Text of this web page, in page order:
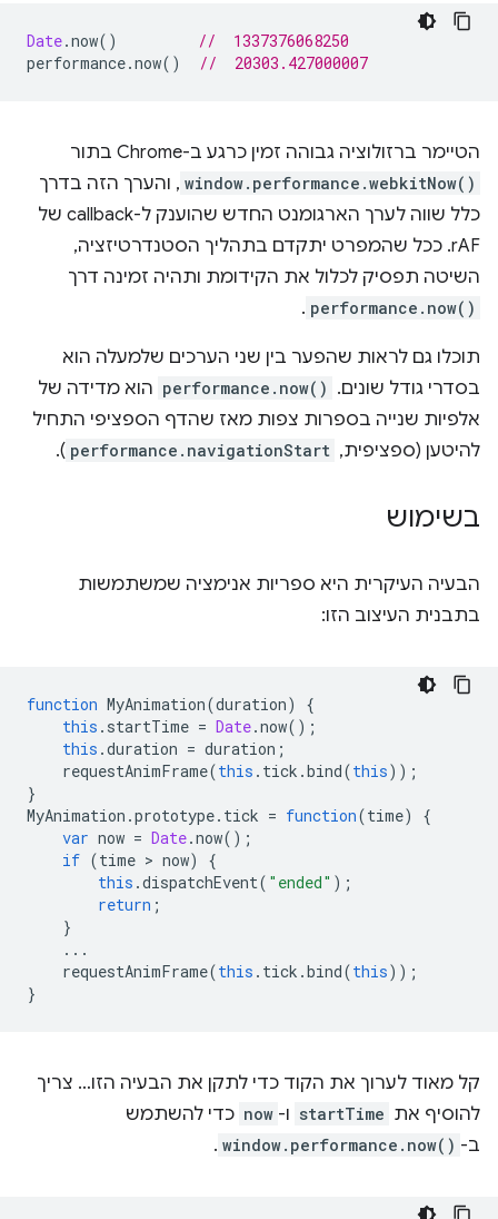
Date.now()
//  1337376068250
performance.now() //  20303.427000007
הטיימר ברזולוציה גבוהה זמין כרגע ב-Chrome בתור
window.performance.webkitNow() , והערך הזה בדרך
כלל שווה לערך הארגומנט החדש שהוענק ל-callback של
rAF. ככל שהמפרט יתקדם בתהליך הסטנדרטיזציה,
השיטה תפסיק לכלול את הקידומת ותהיה זמינה דרך
performance.now()
.
תוכלו גם לראות שהפער בין שני הערכים שלמעלה הוא
בסדרי גודל שונים. performance.now() הוא מדידה של
אלפיות שנייה בספרות צפות מאז שהדף הספציפי התחיל
להיטען (ספציפית, performance.navigationStart
).
בשימוש
הבעיה העיקרית היא ספריות אנימציה שמשתמשות
בתבנית העיצוב הזו:
function MyAnimation(duration)
{
this . startTime = Date.now();
this .duration = duration ;
requestAnimFrame(this . tick .bind(this));
}
MyAnimation .prototype. tick = function(time)
{
var now = Date.now();
if (time > now)
{
this .dispatchEvent( "ended" );
return ;
}
...
requestAnimFrame(this . tick .bind(this));
}
קל מאוד לערוך את הקוד כדי לתקן את הבעיה הזו… צריך
להוסיף את startTime ו- now כדי להשתמש
ב- window.performance.now()
.